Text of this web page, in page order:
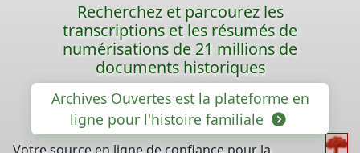
Recherchez et parcourez les
transcriptions et les résumés de
numérisations de 21 millions de
documents historiques
Archives Ouvertes est la plateforme en
ligne pour l'histoire familiale